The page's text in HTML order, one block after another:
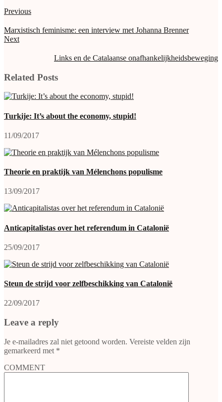
Previous
Marxistisch feminisme: een interview met Johanna Brenner
Next
Links en de Catalaanse onafhankelijkheidsbeweging
Related Posts
Turkije: It’s about the economy, stupid!
11/09/2017
Theorie en praktijk van Mélenchons populisme
13/09/2017
Anticapitalistas over het referendum in Catalonië
25/09/2017
Steun de strijd voor zelfbeschikking van Catalonië
22/09/2017
Leave a reply
Je e-mailadres zal niet getoond worden. Vereiste velden zijn
gemarkeerd met *
COMMENT